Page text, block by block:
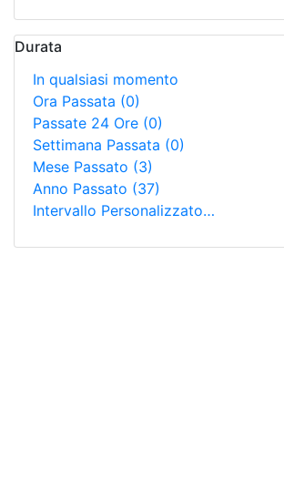
Durata
In qualsiasi momento
Ora Passata (0)
Passate 24 Ore (0)
Settimana Passata (0)
Mese Passato (3)
Anno Passato (37)
Intervallo Personalizzato…